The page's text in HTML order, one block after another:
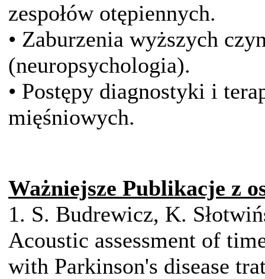
zespołów otępiennych.
• Zaburzenia wyższych
(neuropsychologia).
• Postępy diagnostyki i
mięśniowych.
Ważniejsze Publikacje z
1. S. Budrewicz, K.
Acoustic assessment of
with Parkinson's disease